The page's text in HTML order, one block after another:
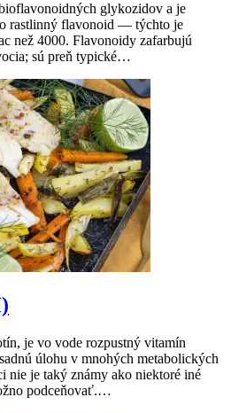
glykozidov a je
rastlinný flavonoid — týchto je
než 4000. Flavonoidy zafarbujú
sú preň typické…
je vo vode rozpustný vitamín
úlohu v mnohých metabolických
nie je taký známy ako niektoré iné
podceňovať.…